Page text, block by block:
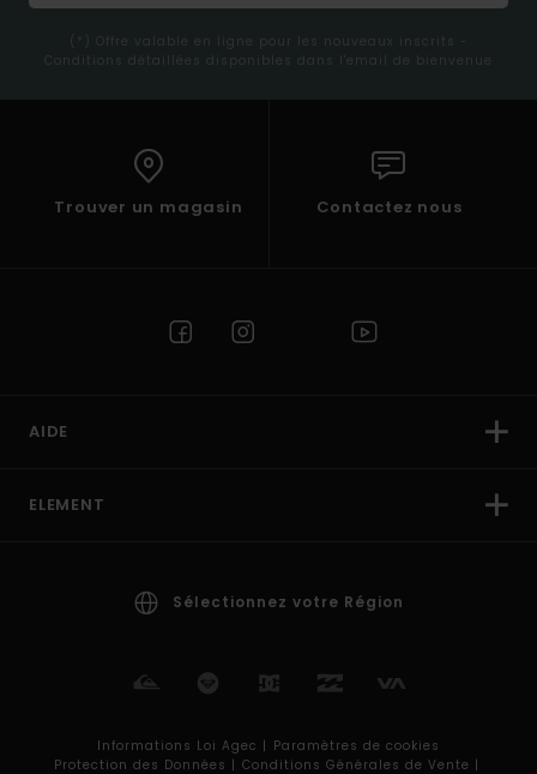
(*) Offre valable en ligne pour les nouveaux inscrits -
Conditions détaillées disponibles dans l'email de bienvenue
Trouver un magasin Contactez nous
AIDE
ELEMENT
Sélectionnez votre Région
Informations Loi Agec | Paramètres de cookies
Protection des Données | Conditions Générales de Vente |